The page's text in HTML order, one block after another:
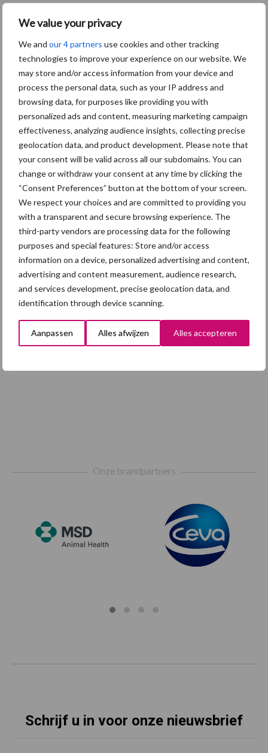
We value your privacy
We and our 4 partners use cookies and other tracking
technologies to improve your experience on our website. We
may store and/or access information from your device and
process the personal data, such as your IP address and
browsing data, for purposes like providing you with
personalized ads and content, measuring marketing campaign
effectiveness, analyzing audience insights, collecting precise
geolocation data, and product development. Please note that
your consent will be valid across all our subdomains. You can
change or withdraw your consent at any time by clicking the
“Consent Preferences” button at the bottom of your screen.
We respect your choices and are committed to providing you
with a transparent and secure browsing experience. The
third-party vendors are processing data for the following
purposes and special features: Store and/or access
information on a device, personalized advertising and content,
advertising and content measurement, audience research,
and services development, precise geolocation data, and
identification through device scanning.
Aanpassen Alles afwijzen Alles accepteren
Eliminatieprotocol voor
Mycoplasma hyopneumoniae
4 aug
AVP in Finland onderstreept dat
alertheid belangrijk is, zeker nu
3 aug
Vlaamse mestbalans in evenwicht
dankzij groei van
verwerkingscapaciteit
3 aug
Intacte beren houden kan in de bio-
varkenshouderij, maar dan moet
alles kloppen
Toon meer
Onze brandpartners
Schrijf u in voor onze nieuwsbrief